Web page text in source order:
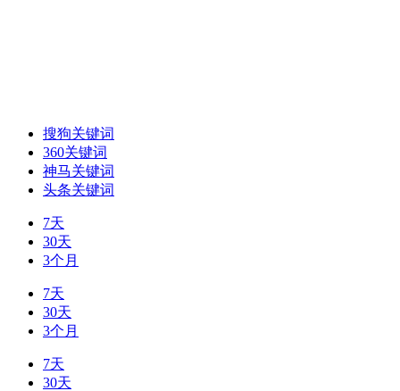
搜狗关键词
360关键词
神马关键词
头条关键词
7天
30天
3个月
7天
30天
3个月
7天
30天